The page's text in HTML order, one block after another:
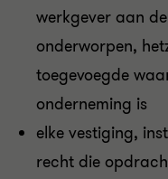
werkgever aan
onderworpen,
toegevoegde
onderneming is
elke vestiging,
recht die